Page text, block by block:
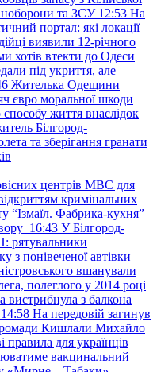
та ЗСУ 12:53 На
портал: які локації
виявили 12-річного
хотів втекти до Одеси
під укриття, але
Жителька Одещини
євро моральної шкоди
життя внаслідок
Білгород-
та зберігання гранати
центрів МВС для
кримінальних
“Ізмаїл. Фабрика-кухня”
16:43 У Білгород-
рятувальники
з понівеченої автівки
вшанували
полеглого у 2014 році
вистрибнула з балкона
14:58 На передовій загинув
Кишлали Михайло
для українців
вакцинальний